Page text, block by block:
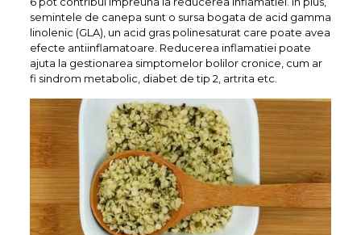
semintele de canepa sunt o sursa bogata de acid gamma
linolenic (GLA), un acid gras polinesaturat care poate avea
efecte antiinflamatoare. Reducerea inflamatiei poate
ajuta la gestionarea simptomelor bolilor cronice, cum ar
fi sindrom metabolic, diabet de tip 2, artrita etc.